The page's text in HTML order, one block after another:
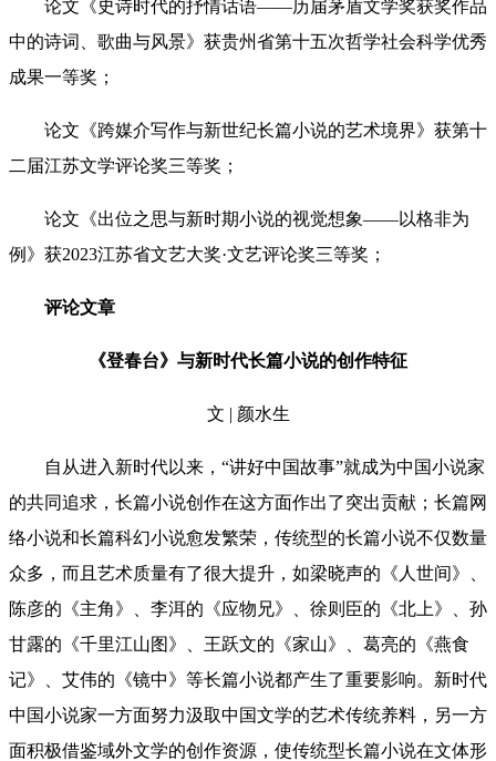
论文《史诗时代的抒情话语——历届茅盾文学奖获奖作品
中的诗词、歌曲与风景》获贵州省第十五次哲学社会科学优秀
成果一等奖；
论文《跨媒介写作与新世纪长篇小说的艺术境界》获第十
二届江苏文学评论奖三等奖；
论文《出位之思与新时期小说的视觉想象——以格非为
例》获2023江苏省文艺大奖·文艺评论奖三等奖；
评论文章
《登春台》与新时代长篇小说的创作特征
文 | 颜水生
自从进入新时代以来，“讲好中国故事”就成为中国小说家
的共同追求，长篇小说创作在这方面作出了突出贡献；长篇网
络小说和长篇科幻小说愈发繁荣，传统型的长篇小说不仅数量
众多，而且艺术质量有了很大提升，如梁晓声的《人世间》、
陈彦的《主角》、李洱的《应物兄》、徐则臣的《北上》、孙
甘露的《千里江山图》、王跃文的《家山》、葛亮的《燕食
记》、艾伟的《镜中》等长篇小说都产生了重要影响。新时代
中国小说家一方面努力汲取中国文学的艺术传统养料，另一方
面积极借鉴域外文学的创作资源，使传统型长篇小说在文体形